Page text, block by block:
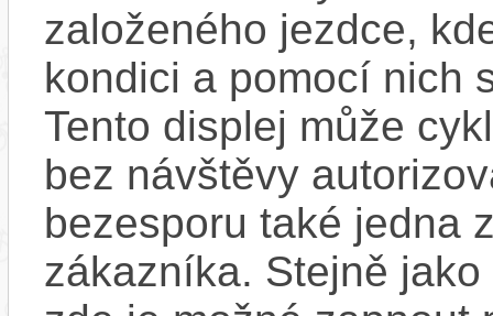
založeného jezdce,
kondici a pomocí nich
Tento displej může
bez návštěvy
bezesporu také jedna
zákazníka. Stejně